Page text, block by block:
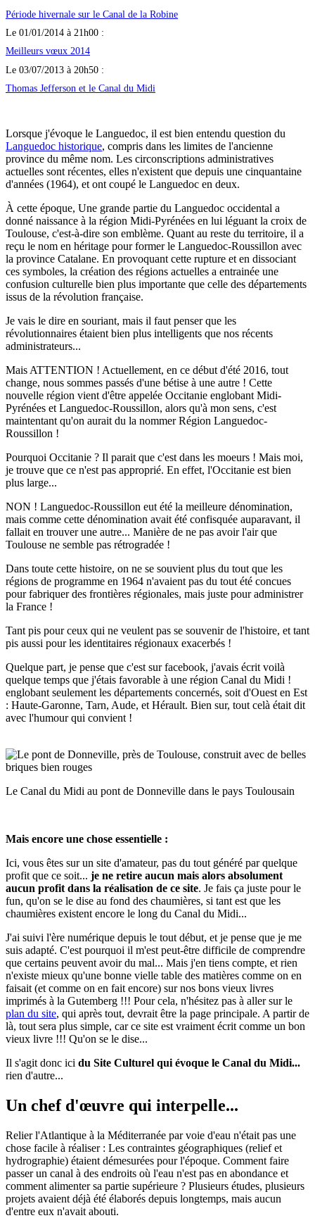
Période hivernale sur le Canal de la Robine
Le 01/01/2014 à 21h00 :
Meilleurs vœux 2014
Le 03/07/2013 à 20h50 :
Thomas Jefferson et le Canal du Midi
Lorsque j'évoque le Languedoc, il est bien entendu question du
Languedoc historique, compris dans les limites de l'ancienne
province du même nom. Les circonscriptions administratives
actuelles sont récentes, elles n'existent que depuis une cinquantaine
d'années (1964), et ont coupé le Languedoc en deux.
À cette époque, Une grande partie du Languedoc occidental a
donné naissance à la région Midi-Pyrénées en lui léguant la croix de
Toulouse, c'est-à-dire son emblème. Quant au reste du territoire, il a
reçu le nom en héritage pour former le Languedoc-Roussillon avec
la province Catalane. En provoquant cette rupture et en dissociant
ces symboles, la création des régions actuelles a entrainée une
confusion culturelle bien plus importante que celle des départements
issus de la révolution française.
Je vais le dire en souriant, mais il faut penser que les
révolutionnaires étaient bien plus intelligents que nos récents
administrateurs...
Mais ATTENTION ! Actuellement, en ce début d'été 2016, tout
change, nous sommes passés d'une bétise à une autre ! Cette
nouvelle région vient d'être appelée Occitanie englobant Midi-
Pyrénées et Languedoc-Roussillon, alors qu'à mon sens, c'est
maintentant qu'on aurait du la nommer Région Languedoc-
Roussillon !
Pourquoi Occitanie ? Il parait que c'est dans les moeurs ! Mais moi,
je trouve que ce n'est pas approprié. En effet, l'Occitanie est bien
plus large...
NON ! Languedoc-Roussillon eut été la meilleure dénomination,
mais comme cette dénomination avait été confisquée auparavant, il
fallait en trouver une autre... Manière de ne pas avoir l'air que
Toulouse ne semble pas rétrogradée !
Dans toute cette histoire, on ne se souvient plus du tout que les
régions de programme en 1964 n'avaient pas du tout été concues
pour fabriquer des frontières régionales, mais juste pour administrer
la France !
Tant pis pour ceux qui ne veulent pas se souvenir de l'histoire, et tant
pis aussi pour les identitaires régionaux exacerbés !
Quelque part, je pense que c'est sur facebook, j'avais écrit voilà
quelque temps que j'étais favorable à une région Canal du Midi !
englobant seulement les départements concernés, soit d'Ouest en Est
: Haute-Garonne, Tarn, Aude, et Hérault. Bien sur, tout celà était dit
avec l'humour qui convient !
Le Canal du Midi au pont de Donneville dans le pays Toulousain
Mais encore une chose essentielle :
Ici, vous êtes sur un site d'amateur, pas du tout généré par quelque
profit que ce soit... je ne retire aucun mais alors absolument
aucun profit dans la réalisation de ce site. Je fais ça juste pour le
fun, qu'on se le dise au fond des chaumières, si tant est que les
chaumières existent encore le long du Canal du Midi...
J'ai suivi l'ère numérique depuis le tout début, et je pense que je me
suis adapté. C'est pourquoi il m'est peut-être difficile de comprendre
que certains peuvent avoir du mal... Mais j'en tiens compte, et rien
n'existe mieux qu'une bonne vielle table des matières comme on en
faisait (et comme on en fait encore) sur nos bons vieux livres
imprimés à la Gutemberg !!! Pour cela, n'hésitez pas à aller sur le
plan du site, qui après tout, devrait être la page principale. A partir de
là, tout sera plus simple, car ce site est vraiment écrit comme un bon
vieux livre !!! Qu'on se le dise...
Il s'agit donc ici du Site Culturel qui évoque le Canal du Midi...
rien d'autre...
Un chef d'œuvre qui interpelle...
Relier l'Atlantique à la Méditerranée par voie d'eau n'était pas une
chose facile à réaliser : Les contraintes géographiques (relief et
hydrographie) étaient démesurées pour l'époque. Comment faire
passer un canal à des endroits où l'eau n'est pas en abondance et
comment alimenter sa partie supérieure ? Plusieurs études, plusieurs
projets avaient déjà été élaborés depuis longtemps, mais aucun
d'entre eux n'avait abouti.